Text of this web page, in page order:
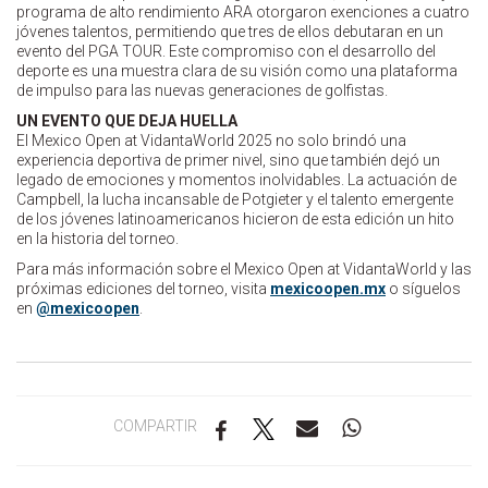
programa de alto rendimiento ARA otorgaron exenciones a cuatro
jóvenes talentos, permitiendo que tres de ellos debutaran en un
evento del PGA TOUR. Este compromiso con el desarrollo del
deporte es una muestra clara de su visión como una plataforma
de impulso para las nuevas generaciones de golfistas.
UN EVENTO QUE DEJA HUELLA
El Mexico Open at VidantaWorld 2025 no solo brindó una
experiencia deportiva de primer nivel, sino que también dejó un
legado de emociones y momentos inolvidables. La actuación de
Campbell, la lucha incansable de Potgieter y el talento emergente
de los jóvenes latinoamericanos hicieron de esta edición un hito
en la historia del torneo.
Para más información sobre el Mexico Open at VidantaWorld y las
próximas ediciones del torneo, visita mexicoopen.mx o síguelos
en @mexicoopen
COMPARTIR